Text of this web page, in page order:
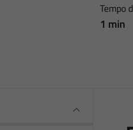
Tempo
1 min